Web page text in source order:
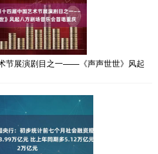
节展演剧目之一——《声声世世》风起